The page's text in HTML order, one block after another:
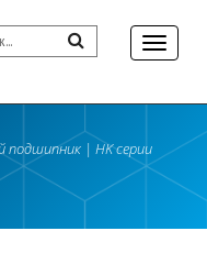
подшипник | HK серии